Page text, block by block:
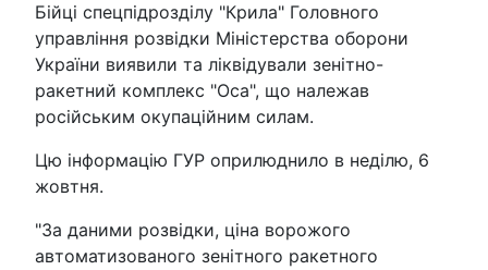
Бійці спецпідрозділу "Крила" Головного
управління розвідки Міністерства оборони
України виявили та ліквідували зенітно-
ракетний комплекс "Оса", що належав
російським окупаційним силам.
Цю інформацію ГУР оприлюднило в неділю, 6
жовтня.
"За даними розвідки, ціна ворожого
автоматизованого зенітного ракетного